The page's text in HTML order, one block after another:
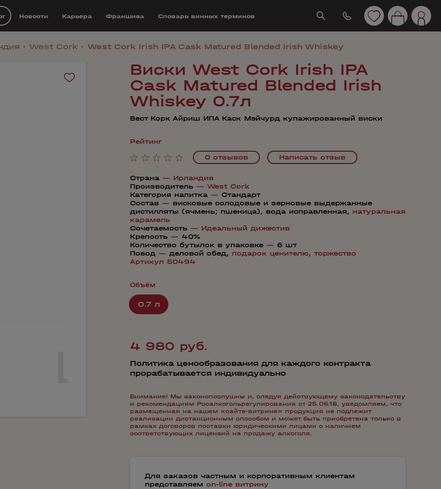
Новости Карьера Франшиза Cловарь винных терминов
West Cork West Cork Irish IPA Cask Matured Blended Irish Whiskey
Виски West Cork Irish IPA
Cask Matured Blended Irish
Whiskey 0.7л
Вест Корк Айриш ИПА Каск Мэйчурд купажированный виски
Рейтинг
0 отзывов
Написать отзыв
Страна — Ирландия
Производитель — West Cork
Категория напитка — Стандарт
Состав — висковые солодовые и зерновые выдержанные
дистилляты (ячмень; пшеница), вода исправленная, натуральная
карамель
Сочетаемость — Идеальный дижестив
Крепость — 40%
Количество бутылок в упаковке — 6 шт
Повод — деловой обед, подарок ценителю, торжество
Артикул 50494
Объём
0.7 л
4 980 руб.
Политика ценообразования для каждого контракта
прорабатывается индивидуально
Внимание! Мы законопослушны и, следуя действующему законодательству
и рекомендациям Росалкогольрегулирования от 25.06.18, уведомляем, что
размещенная на нашем «сайте-витрине» продукция не подлежит
реализации дистанционным способом и может быть приобретена только в
рамках договоров поставки юридическими лицами с наличием
соответствующих лицензий на продажу алкоголя.
Для заказов частным и корпоративным клиентам
представляем on-line витрину